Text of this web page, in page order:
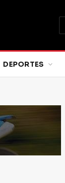
DEPORTES